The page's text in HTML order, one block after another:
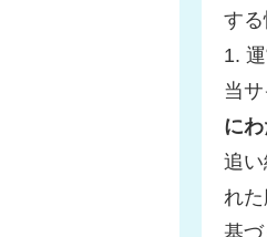
する
1.
当
にわ
追
れ
基